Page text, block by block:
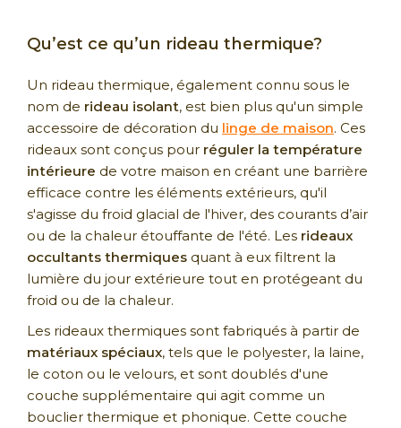
Qu’est ce qu’un rideau thermique?
Un rideau thermique, également connu sous le
nom de rideau isolant, est bien plus qu'un simple
accessoire de décoration du linge de maison. Ces
rideaux sont conçus pour réguler la température
intérieure de votre maison en créant une barrière
efficace contre les éléments extérieurs, qu'il
s'agisse du froid glacial de l'hiver, des courants d’air
ou de la chaleur étouffante de l'été. Les rideaux
occultants thermiques quant à eux filtrent la
lumière du jour extérieure tout en protégeant du
froid ou de la chaleur.
Les rideaux thermiques sont fabriqués à partir de
matériaux spéciaux, tels que le polyester, la laine,
le coton ou le velours, et sont doublés d'une
couche supplémentaire qui agit comme un
bouclier thermique et phonique. Cette couche